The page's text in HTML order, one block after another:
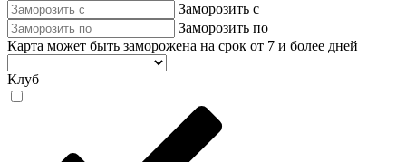
Заморозить с
Заморозить по
Карта может быть заморожена на срок от 7 и более дней
Клуб